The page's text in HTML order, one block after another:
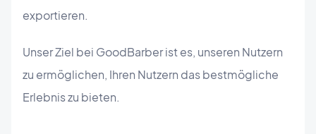
exportieren.
Unser Ziel bei GoodBarber ist es, unseren Nutzern
zu ermöglichen, Ihren Nutzern das bestmögliche
Erlebnis zu bieten.